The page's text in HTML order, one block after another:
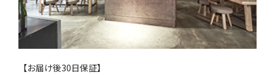
【お届け後30日保証】